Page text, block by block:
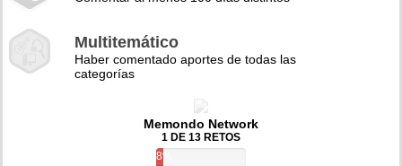
Multitemático
Haber comentado aportes de todas las
categorías
Memondo Network
1 DE 13 RETOS
8%